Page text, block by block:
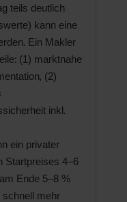
teils deutlich
kann eine
Ein Makler
(1) marktnahe
(2)
inkl.
ein privater
Startpreises 4–6
Ende 5–8 %
schnell mehr